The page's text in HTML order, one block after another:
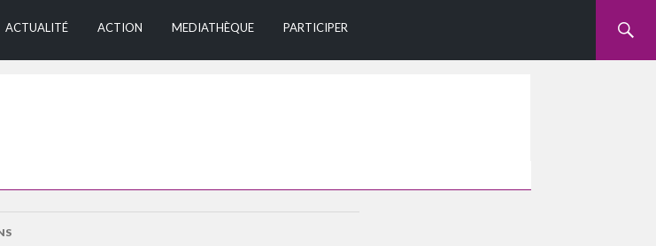
ACTUALITÉ ACTION MEDIATHÈQUE PARTICIPER